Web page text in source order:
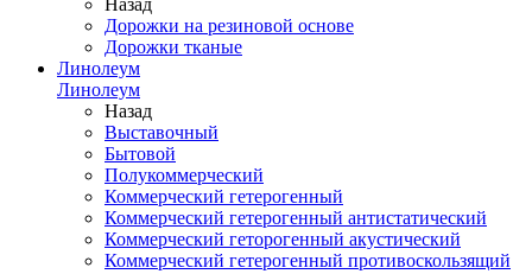
Назад
Дорожки на резиновой основе
Дорожки тканые
Линолеум
Линолеум
Назад
Выставочный
Бытовой
Полукоммерческий
Коммерческий гетерогенный
Коммерческий гетерогенный антистатический
Коммерческий геторогенный акустический
Коммерческий гетерогенный противоскользящий